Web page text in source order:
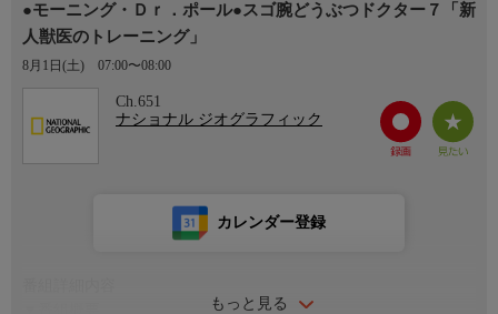
●モーニング・Ｄｒ．ポール●スゴ腕どうぶつドクター７「新
人獣医のトレーニング」
8月1日(土) 07:00〜08:00
Ch.651
ナショナル ジオグラフィック
もっと見る
カレンダー登録